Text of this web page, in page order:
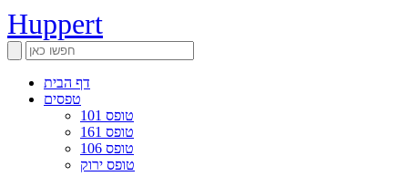
Huppert
דף הבית
טפסים
טופס 101
טופס 161
טופס 106
טופס ירוק